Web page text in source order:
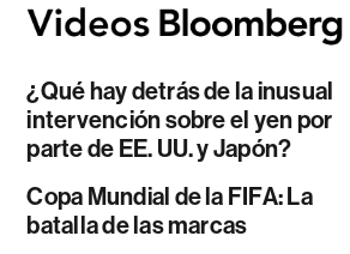
¿Qué hay detrás de la inusual
intervención sobre el yen por
parte de EE. UU. y Japón?
Copa Mundial de la FIFA: La
batalla de las marcas